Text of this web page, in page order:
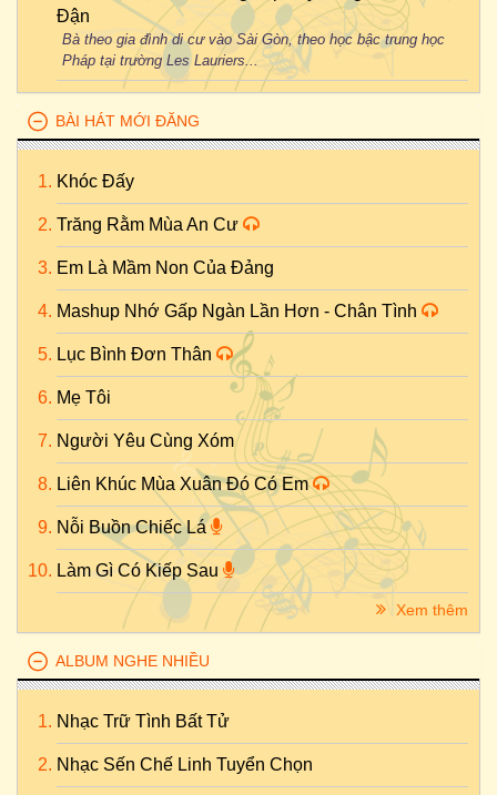
Đận
Bà theo gia đình di cư vào Sài Gòn, theo học bậc trung học
Pháp tại trường Les Lauriers...
BÀI HÁT MỚI ĐĂNG
Khóc Đấy
Trăng Rằm Mùa An Cư
Em Là Mầm Non Của Đảng
Mashup Nhớ Gấp Ngàn Lần Hơn - Chân Tình
Lục Bình Đơn Thân
Mẹ Tôi
Người Yêu Cùng Xóm
Liên Khúc Mùa Xuân Đó Có Em
Nỗi Buồn Chiếc Lá
Làm Gì Có Kiếp Sau
Xem thêm
ALBUM NGHE NHIỀU
Nhạc Trữ Tình Bất Tử
Nhạc Sến Chế Linh Tuyển Chọn